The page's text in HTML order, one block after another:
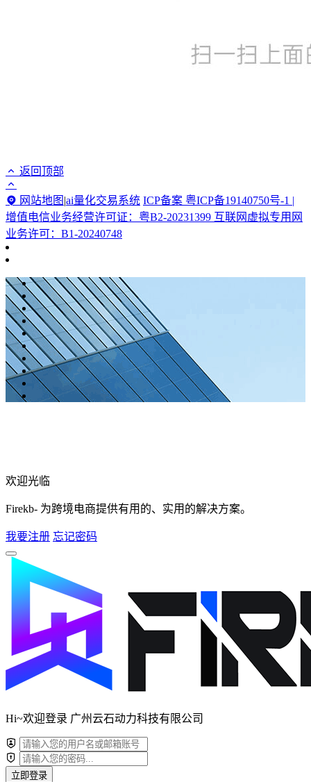
返回顶部
网站地图 |ai量化交易系统 ICP备案 粤ICP备19140750号-1 |
增值电信业务经营许可证：粤B2-20231399 互联网虚拟专用网
业务许可：B1-20240748
欢迎光临
Firekb- 为跨境电商提供有用的、实用的解决方案。
我要注册 忘记密码
Hi~欢迎登录 广州云石动力科技有限公司
立即登录